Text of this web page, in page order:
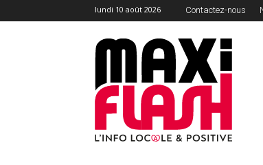
lundi 10 août 2026 Contactez-nous